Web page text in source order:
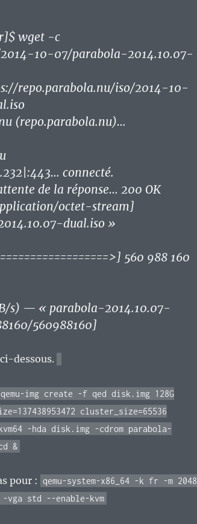
wget -c
10-07/parabola-2014.10.07-
repo.parabola.nu/iso/2014-10-
(repo.parabola.nu)…
connecté.
de la réponse… 200 OK
octet-stream]
dual.iso »
560 988 160
s) — « parabola-2014.10.07-
560988160]
dessous.
img create -f qed disk.img 128G
cluster_size=65536
-hda disk.img -cdrom parabola-
&
pour : qemu-system-x86_64 -k fr -m 2048
-vga std --enable-kvm